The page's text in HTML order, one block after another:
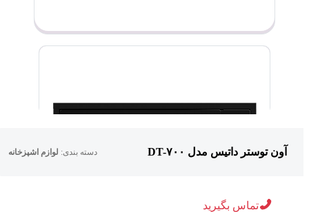
آون توستر داتیس مدل DT-۷۰۰ دسته بندی:لوازم اشپزخانه
تماس بگیرید